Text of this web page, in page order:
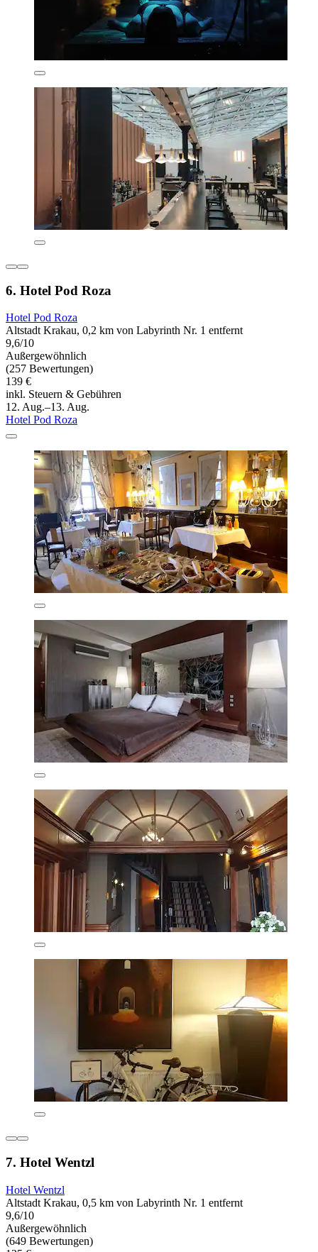
6. Hotel Pod Roza
Hotel Pod Roza
Altstadt Krakau, 0,2 km von Labyrinth Nr. 1 entfernt
9,6/10
Außergewöhnlich
(257 Bewertungen)
139 €
inkl. Steuern & Gebühren
12. Aug.–13. Aug.
Hotel Pod Roza
7. Hotel Wentzl
Hotel Wentzl
Altstadt Krakau, 0,5 km von Labyrinth Nr. 1 entfernt
9,6/10
Außergewöhnlich
(649 Bewertungen)